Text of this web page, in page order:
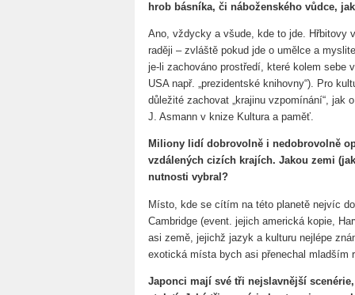
hrob básníka, či náboženského vůdce,
Ano, vždycky a všude, kde to jde. Hřbitovy
raději – zvláště pokud jde o umělce a
je-li zachováno prostředí, které kolem sebe
USA např. „prezidentské knihovny“). Pro
důležité zachovat „krajinu vzpomínání“, jak
J. Asmann v knize Kultura a paměť.
Miliony lidí dobrovolně i nedobrovolně
vzdálených cizích krajích. Jakou zemi
nutnosti vybral?
Místo, kde se cítím na této planetě nejvíc
Cambridge (event. jejich americká kopie,
asi země, jejichž jazyk a kulturu nejlépe
exotická místa bych asi přenechal mladším
Japonci mají své tři nejslavnější